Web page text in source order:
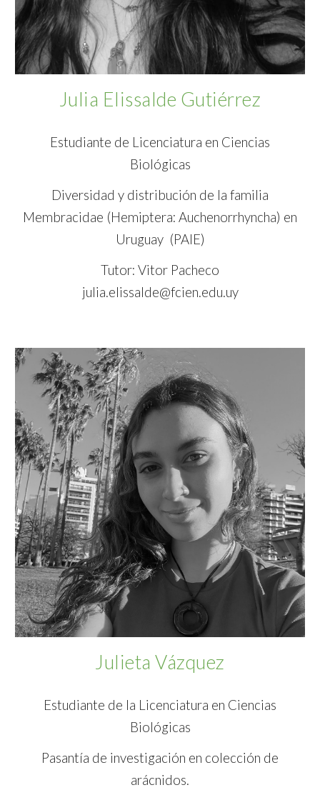
Julia Elissalde Gutiérrez
Estudiante de Licenciatura en Ciencias
Biológicas
Diversidad y distribución de la familia
Membracidae (Hemiptera: Auchenorrhyncha) en
Uruguay (PAIE)
Tutor: Vitor Pacheco
julia.elissalde@fcien.edu.uy
Julieta Vázquez
Estudiante de la Licenciatura en Ciencias
Biológicas
Pasantía de investigación en colección de
arácnidos.